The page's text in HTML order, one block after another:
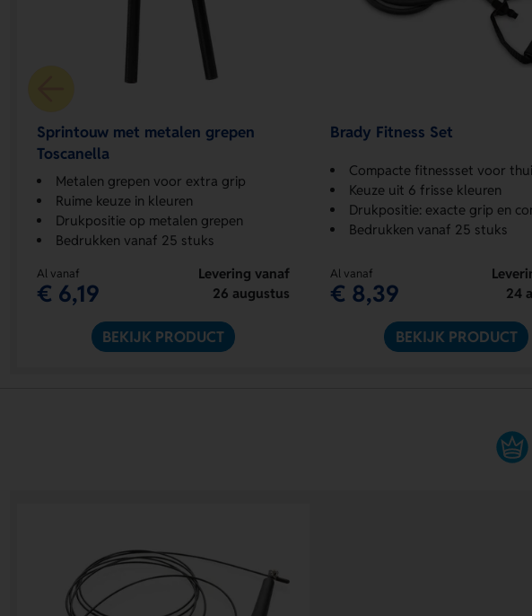
Sprintouw met metalen grepen
Toscanella
Metalen grepen voor extra grip
Ruime keuze in kleuren
Drukpositie op metalen grepen
Bedrukken vanaf 25 stuks
Al vanaf
€ 6,19
Levering vanaf
26 augustus
BEKIJK PRODUCT
Brady Fitness Set
Compacte fitnessset voor
Keuze uit 6 frisse kleuren
Drukpositie: exacte grip en
Bedrukken vanaf 25 stuks
Al vanaf
€ 8,39
24
BEKIJK PRODUCT